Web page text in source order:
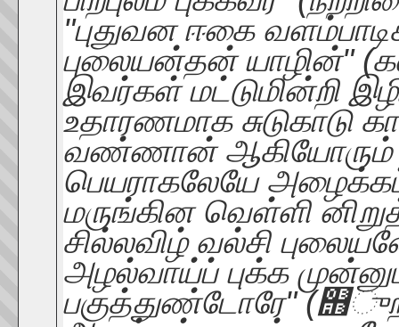
"புதுவன ஈகை
புலையன்தன் யாழின்"
இவர்கள் மட்டுமின்றி
உதாரணமாக சுடுகாடு
வண்ணான் ஆகியோரும்
பெயராகலேயே
மருங்கின வெள்ளி
சில்லவிழ் வல்சி
அழல்வாய்ப் புக்க
பகுத்துண்டோரே"